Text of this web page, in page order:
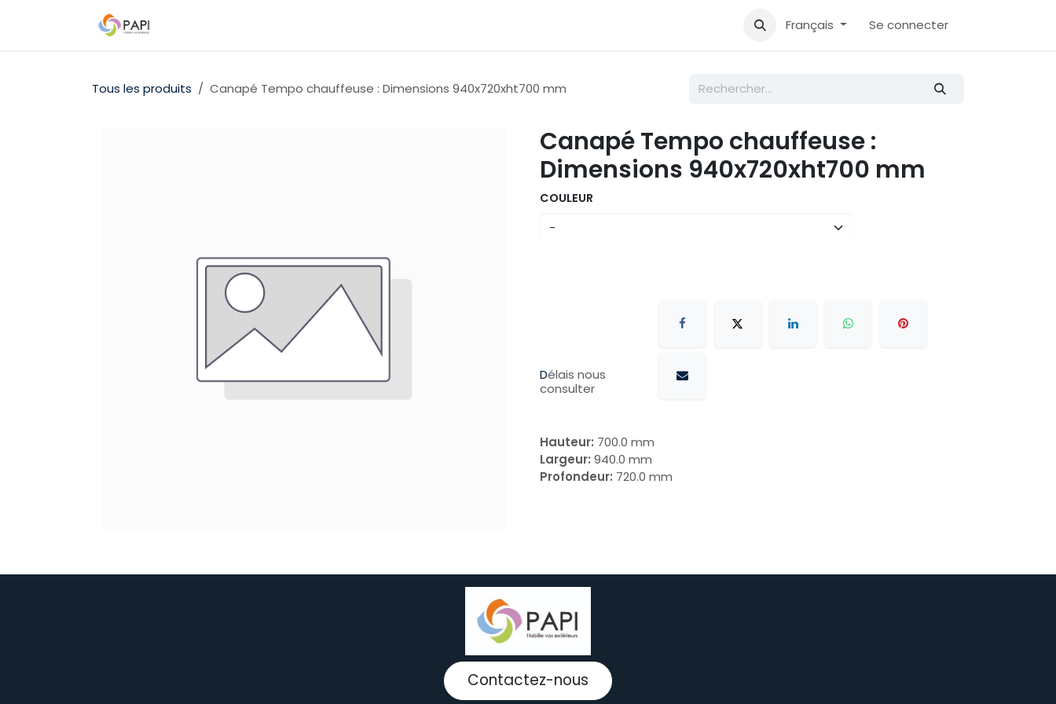
AideFrançais Se connecter
Tous les produits Canapé Tempo chauffeuse : Dimensions 940x720xht700 mm
Canapé Tempo chauffeuse :
Dimensions 940x720xht700 mm
COULEUR
Délais nous
consulter
Hauteur: 700.0 mm
Largeur: 940.0 mm
Profondeur: 720.0 mm
Contactez-nous